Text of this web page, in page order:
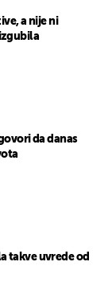
a nije ni
da danas
takve uvrede od